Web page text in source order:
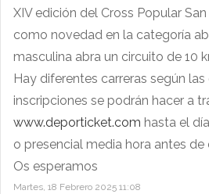
XIV edición del Cross Popular
como novedad en la categoría
masculina abra un circuito de 10
Hay diferentes carreras según
inscripciones se podrán hacer a
www.deporticket.com hasta el
o presencial media hora antes de
Os esperamos
Martes, 18 Febrero 2025 11:08